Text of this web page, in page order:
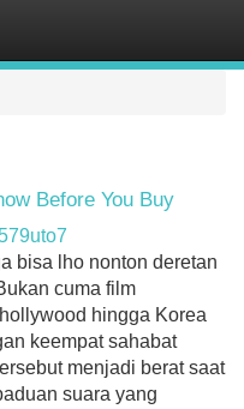
Before You Buy
bisa lho nonton deretan
cuma film
hingga Korea
keempat sahabat
menjadi berat saat
suara yang